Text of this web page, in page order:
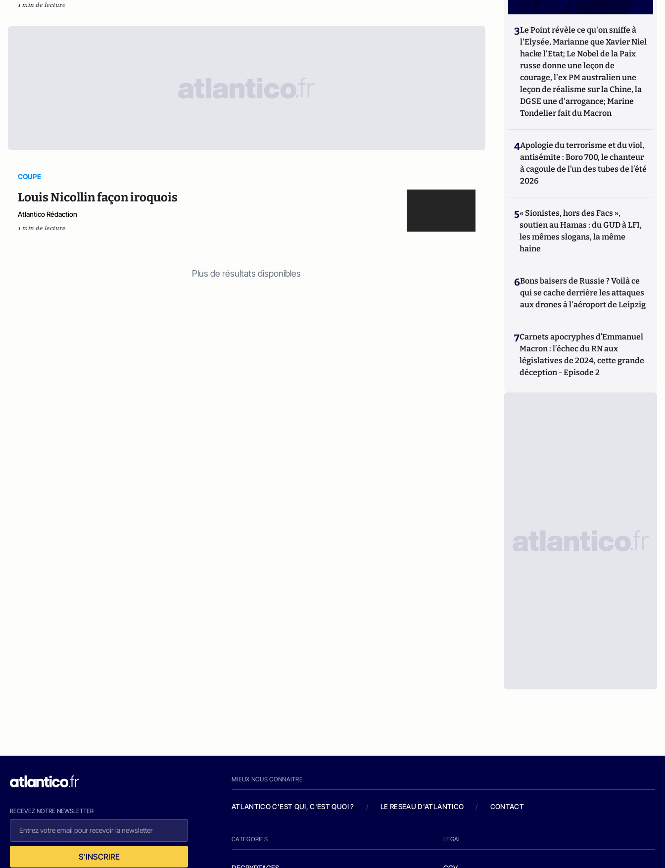
1 min de lecture
COUPE
Louis Nicollin façon iroquois
Atlantico Rédaction
1 min de lecture
Plus de résultats disponibles
3Le Point révèle ce qu'on sniffe à
l'Elysée, Marianne que Xavier Niel
hacke l'Etat; Le Nobel de la Paix
russe donne une leçon de
courage, l'ex PM australien une
leçon de réalisme sur la Chine, la
DGSE une d'arrogance; Marine
Tondelier fait du Macron
4Apologie du terrorisme et du viol,
antisémite : Boro 700, le chanteur
à cagoule de l’un des tubes de l’été
2026
5« Sionistes, hors des Facs »,
soutien au Hamas : du GUD à LFI,
les mêmes slogans, la même
haine
6Bons baisers de Russie ? Voilà ce
qui se cache derrière les attaques
aux drones à l'aéroport de Leipzig
7Carnets apocryphes d’Emmanuel
Macron : l’échec du RN aux
législatives de 2024, cette grande
déception - Episode 2
RECEVEZ NOTRE NEWSLETTER
S'INSCRIRE
MIEUX NOUS CONNAITRE
ATLANTICO C'EST QUI, C'EST QUOI ? / LE RESEAU D'ATLANTICO / CONTACT
CATEGORIES LEGAL